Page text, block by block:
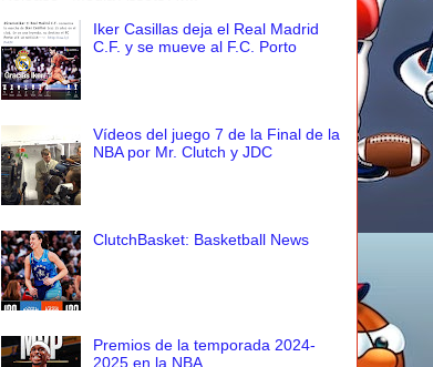
Iker Casillas deja el Real Madrid
C.F. y se mueve al F.C. Porto
Vídeos del juego 7 de la Final de la
NBA por Mr. Clutch y JDC
ClutchBasket: Basketball News
Premios de la temporada 2024-
2025 en la NBA